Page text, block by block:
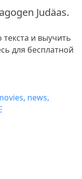
Judäas.
и выучить
для бесплатной